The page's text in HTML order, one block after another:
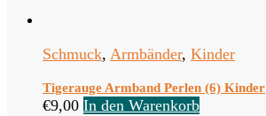
Schmuck, Armbänder, Kinder
Tigerauge Armband Perlen (6) Kinder
€9,00 In den Warenkorb